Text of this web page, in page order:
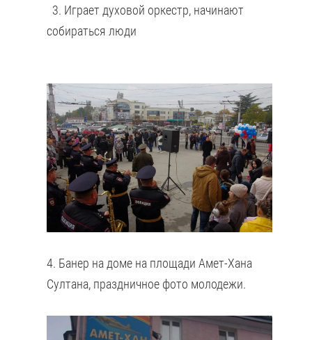
3. Играет духовой оркестр, начинают
собираться люди
4. Банер на доме на площади Амет-Хана
Султана, праздничное фото молодежи.